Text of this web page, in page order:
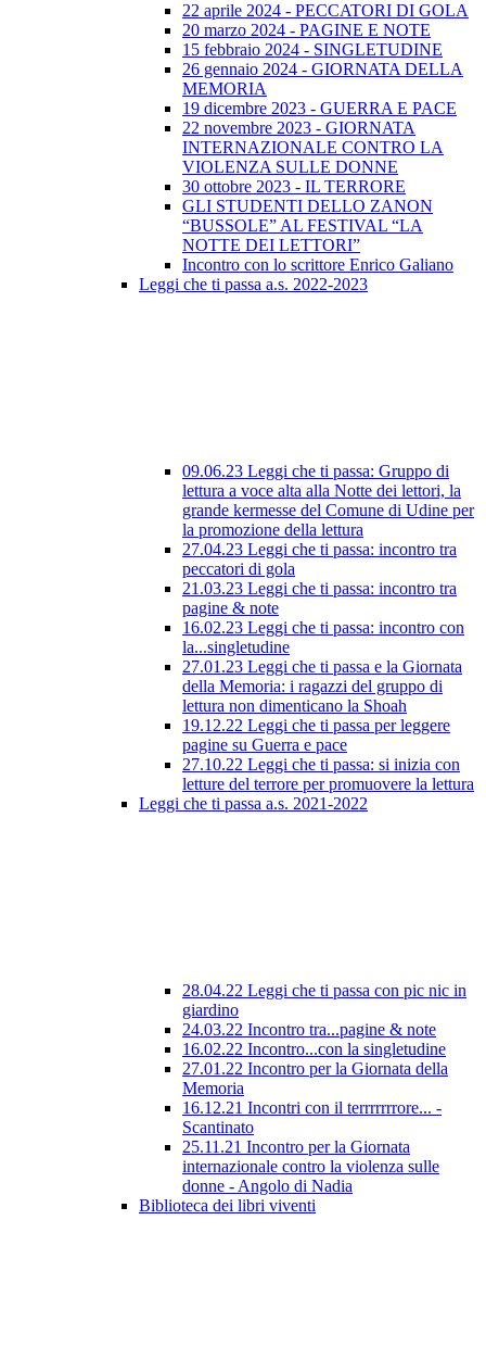
22 aprile 2024 - PECCATORI DI GOLA
20 marzo 2024 - PAGINE E NOTE
15 febbraio 2024 - SINGLETUDINE
26 gennaio 2024 - GIORNATA DELLA
MEMORIA
19 dicembre 2023 - GUERRA E PACE
22 novembre 2023 - GIORNATA
INTERNAZIONALE CONTRO LA
VIOLENZA SULLE DONNE
30 ottobre 2023 - IL TERRORE
GLI STUDENTI DELLO ZANON
“BUSSOLE” AL FESTIVAL “LA
NOTTE DEI LETTORI”
Incontro con lo scrittore Enrico Galiano
Leggi che ti passa a.s. 2022-2023
09.06.23 Leggi che ti passa: Gruppo di
lettura a voce alta alla Notte dei lettori, la
grande kermesse del Comune di Udine per
la promozione della lettura
27.04.23 Leggi che ti passa: incontro tra
peccatori di gola
21.03.23 Leggi che ti passa: incontro tra
pagine & note
16.02.23 Leggi che ti passa: incontro con
la...singletudine
27.01.23 Leggi che ti passa e la Giornata
della Memoria: i ragazzi del gruppo di
lettura non dimenticano la Shoah
19.12.22 Leggi che ti passa per leggere
pagine su Guerra e pace
27.10.22 Leggi che ti passa: si inizia con
letture del terrore per promuovere la lettura
Leggi che ti passa a.s. 2021-2022
28.04.22 Leggi che ti passa con pic nic in
giardino
24.03.22 Incontro tra...pagine & note
16.02.22 Incontro...con la singletudine
27.01.22 Incontro per la Giornata della
Memoria
16.12.21 Incontri con il terrrrrrrore... -
Scantinato
25.11.21 Incontro per la Giornata
internazionale contro la violenza sulle
donne - Angolo di Nadia
Biblioteca dei libri viventi